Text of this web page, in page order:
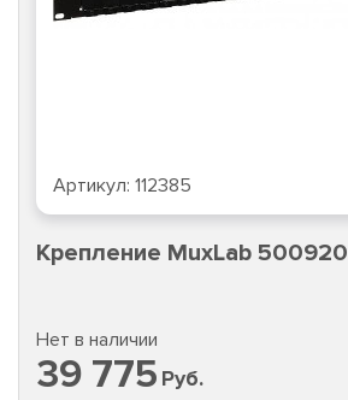
Артикул: 112385
Крепление MuxLab 500920
Нет в наличии
39 775 Руб.